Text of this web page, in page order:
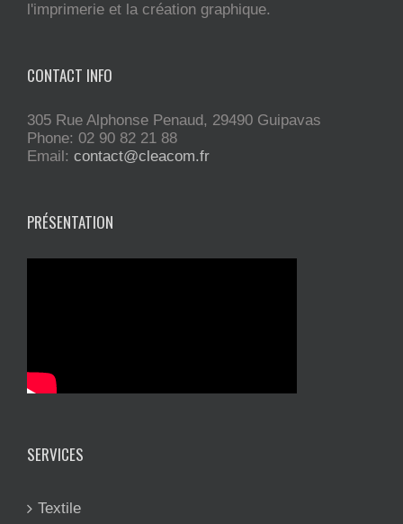
l'imprimerie et la création graphique.
CONTACT INFO
305 Rue Alphonse Penaud, 29490 Guipavas
Phone: 02 90 82 21 88
Email: contact@cleacom.fr
PRÉSENTATION
SERVICES
Textile